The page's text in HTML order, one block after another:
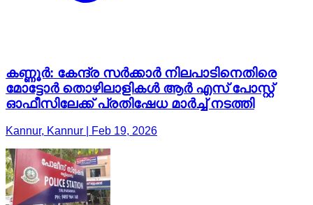
കണ്ണൂർ: കേന്ദ്ര സർക്കാർ നിലപാടിനെതിരെ
മോട്ടോർ തൊഴിലാളികൾ ആർ എസ് പോസ്റ്റ്
ഓഫീസിലേക്ക് പ്രതിഷേധ മാർച്ച് നടത്തി
Kannur, Kannur | Feb 19, 2026